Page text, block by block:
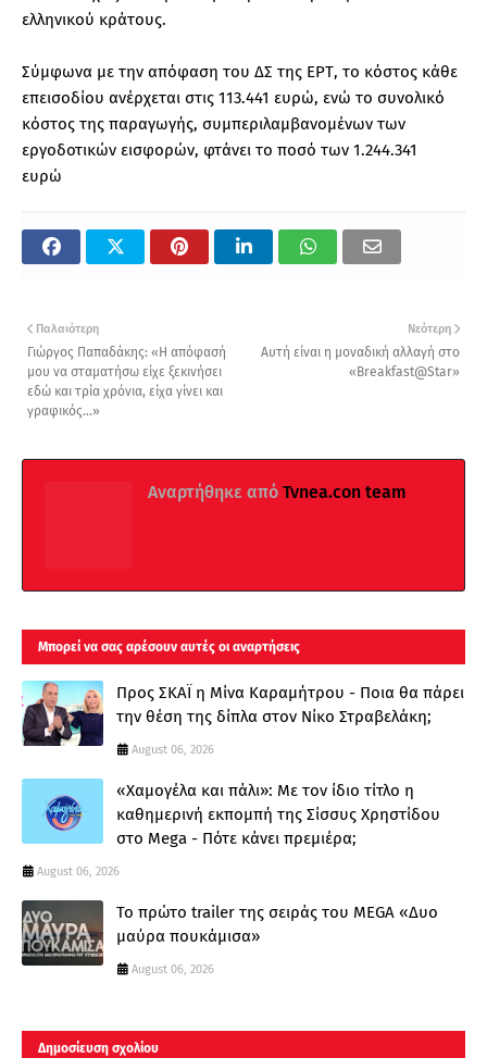
ελληνικού κράτους.
Σύμφωνα με την απόφαση του ΔΣ της ΕΡΤ, το κόστος κάθε
επεισοδίου ανέρχεται στις 113.441 ευρώ, ενώ το συνολικό
κόστος της παραγωγής, συμπεριλαμβανομένων των
εργοδοτικών εισφορών, φτάνει το ποσό των 1.244.341
ευρώ
Νεότερη
Αυτή είναι η μοναδική αλλαγή στο
«Breakfast@Star»
Παλαιότερη
Γιώργος Παπαδάκης: «Η απόφασή
μου να σταματήσω είχε ξεκινήσει
εδώ και τρία χρόνια, είχα γίνει και
γραφικός...»
Αναρτήθηκε από Tvnea.con team
Μπορεί να σας αρέσουν αυτές οι αναρτήσεις
Προς ΣΚΑΪ η Μίνα Καραμήτρου - Ποια θα πάρει
την θέση της δίπλα στον Νίκο Στραβελάκη;
August 06, 2026
«Χαμογέλα και πάλι»: Με τον ίδιο τίτλο η
καθημερινή εκπομπή της Σίσσυς Χρηστίδου
στο Mega - Πότε κάνει πρεμιέρα;
August 06, 2026
Το πρώτο trailer της σειράς του MEGA «Δυο
μαύρα πουκάμισα»
August 06, 2026
Δημοσίευση σχολίου